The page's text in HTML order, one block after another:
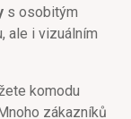
s osobitým
ale i vizuálním
komodu
Mnoho zákazníků